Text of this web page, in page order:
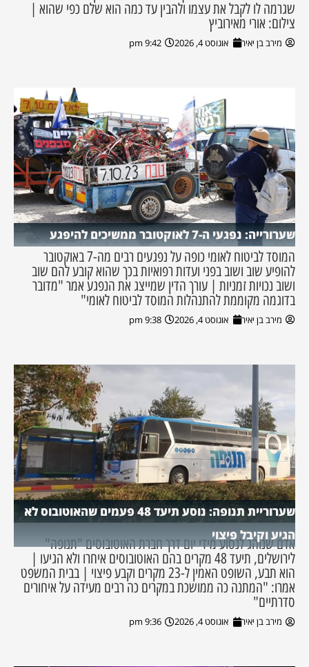
שגרמה לו לקבל את עצמו ולהבין עד כמה הוא שלם כפי שהוא |
צילום: אורי מאירוביץ
מירב בן יאיר אוגוסט 4, 2026 9:42 pm
שערורייה: נפגעי ה-7 לאוקטובר ממשיכים להיפגע
המוסד לביטוח לאומי כופה על נפגעים רבים מה-7 באוקטובר
להופיע שוב ושוב בפני ועדות רפואיות בכך שהוא קובע להם שוב
ושוב נכויות זמניות | עורך הדין שמייצג את הנפגע אמר "מדובר
בדוגמה מקוממת להתנהלות המוסד לביטוח לאומי"
מירב בן יאיר אוגוסט 4, 2026 9:38 pm
שערוריית תנופה: נוסע תיעד 48 פעמים שהאוטובוס לא
הגיע וקיבל פיצוי
אדם שנוהג לנסוע מידי יום דרך חברת האוטובוסים "תנופה"
לירושלים, תיעד 48 מקרים בהם האוטובוסים איחרו ולא הגיעו |
הוא תבע, השופט האמין ל-23 מקרים וקבע פיצוי | בבית המשפט
אמרו: "המתנה כה ממושכת במקרים כה רבים מעידה על איחורים
סדרתיים"
מירב בן יאיר אוגוסט 4, 2026 9:36 pm